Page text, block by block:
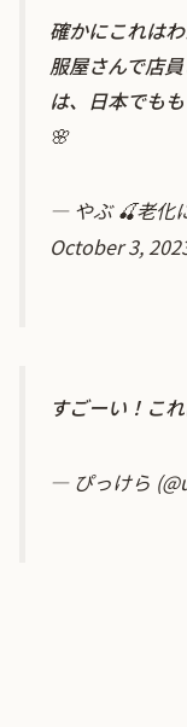
確かにこれは
服屋さんで店
は、日本でも
🌸
— やぶ 🍒老化
October 3,
すごーい！こ
— ぴっけら